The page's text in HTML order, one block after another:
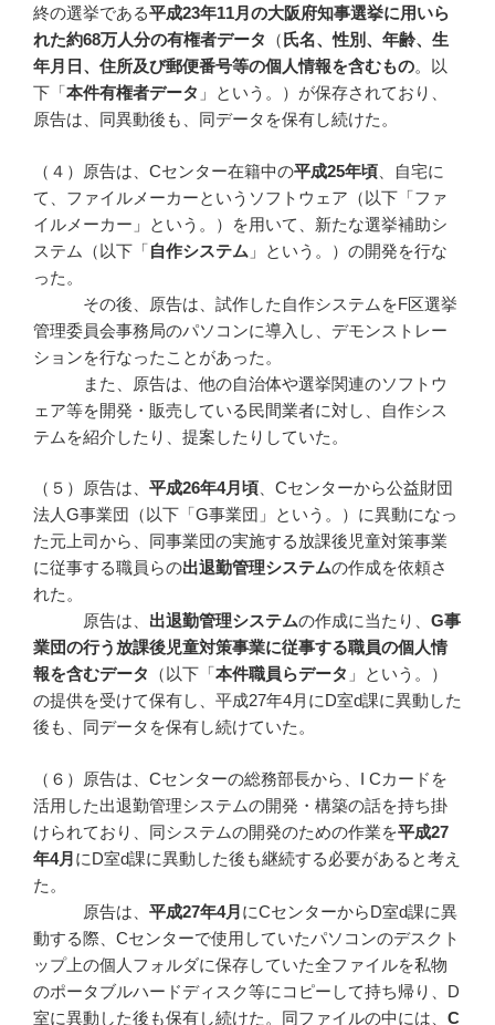
終の選挙である平成23年11月の大阪府知事選挙に用いら
れた約68万人分の有権者データ （氏名、性別、年齢、生
年月日、住所及び郵便番号等の個人情報を含むもの。以
下「本件有権者データ 」という。）が保存されており、
原告は、同異動後も、同データを保有し続けた。
（４）原告は、Cセンター在籍中の平成25年頃 、自宅に
て、ファイルメーカーというソフトウェア（以下「ファ
イルメーカー」という。）を用いて、新たな選挙補助シ
ステム（以下「自作システム 」という。）の開発を行な
った。
その後、原告は、試作した自作システムをF区選挙
管理委員会事務局のパソコンに導入し、デモンストレー
ションを行なったことがあった。
また、原告は、他の自治体や選挙関連のソフトウ
ェア等を開発・販売している民間業者に対し、自作シス
テムを紹介したり、提案したりしていた。
（５）原告は、 平成26年4月頃 、Cセンターから公益財団
法人G事業団（以下「G事業団」という。）に異動になっ
た元上司から、同事業団の実施する放課後児童対策事業
に従事する職員らの出退勤管理システムの作成を依頼さ
れた。
原告は、 出退勤管理システムの作成に当たり、 G事
業団の行う放課後児童対策事業に従事する職員の個人情
報を含むデータ
（以下「本件職員らデータ 」という。）
の提供を受けて保有し、平成27年4月にD室d課に異動した
後も、同データを保有し続けていた。
（６）原告は、Cセンターの総務部長から、I Cカードを
活用した出退勤管理システムの開発・構築の話を持ち掛
けられており、同システムの開発のための作業を平成27
年4月 にD室d課に異動した後も継続する必要があると考え
た。
原告は、 平成27年4月 にCセンターからD室d課に異
動する際、Cセンターで使用していたパソコンのデスクト
ップ上の個人フォルダに保存していた全ファイルを私物
のポータブルハードディスク等にコピーして持ち帰り、D
室に異動した後も保有し続けた。同ファイルの中には、 C